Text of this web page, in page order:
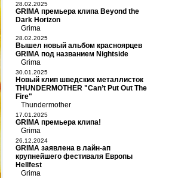
28.02.2025
GRIMA премьера клипа Beyond the
Dark Horizon
Grima
28.02.2025
Вышел новый альбом красноярцев
GRIMA под названием Nightside
Grima
30.01.2025
Новый клип шведских металлисток
THUNDERMOTHER "Can’t Put Out The
Fire"
Thundermother
17.01.2025
GRIMA премьера клипа!
Grima
26.12.2024
GRIMA заявлена в лайн-ап
крупнейшего фестиваля Европы
Hellfest
Grima